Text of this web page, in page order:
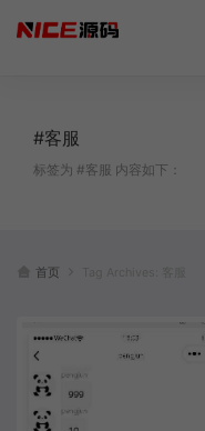
#客服
标签为 #客服 内容如下：
首页